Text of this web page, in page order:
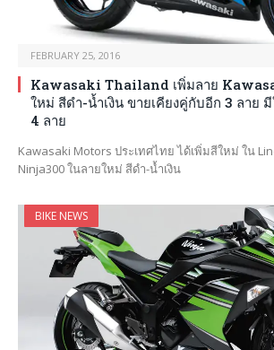
FEBRUARY 25, 2016
Kawasaki Thailand เพิ่มลาย
ใหม่ สีดำ-น้ำเงิน ขายเคียงคู่กับอีก 3 ลาย
4 ลาย
Kawasaki Motors ประเทศไทย ได้เพิ่มสีใหม่ ใน
Ninja300 ในลายใหม่ สีดำ-น้ำเงิน
BIKE NEWS